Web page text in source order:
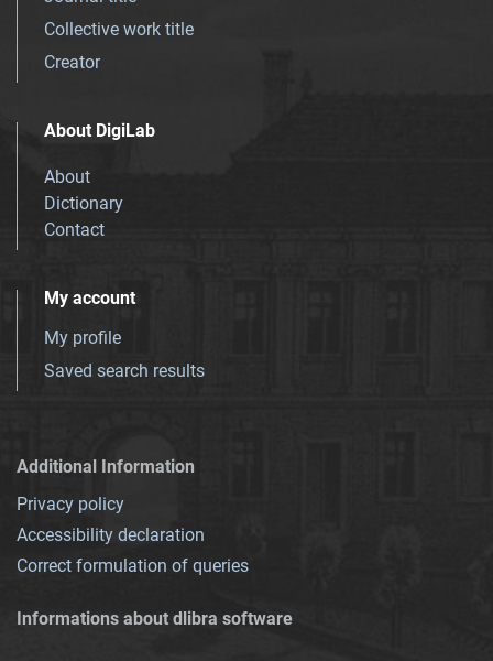
Collective work title
Creator
About DigiLab
About
Dictionary
Contact
My account
My profile
Saved search results
Additional Information
Privacy policy
Accessibility declaration
Correct formulation of queries
Informations about dlibra software